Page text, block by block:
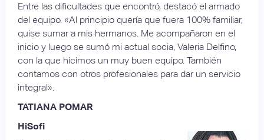
Entre las dificultades que encontró, destacó el armado
del equipo. «Al principio quería que fuera 100% familiar,
quise sumar a mis hermanos. Me acompañaron en el
inicio y luego se sumó mi actual socia, Valeria Delfino,
con la que hicimos un muy buen equipo. También
contamos con otros profesionales para dar un servicio
integral».
TATIANA POMAR
HiSofi